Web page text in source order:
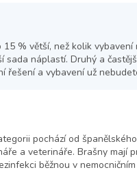
% větší, než kolik
sada náplastí. Druhý a
řešení a vybavení už
pochází od
a veterináře. Brašny mají
běžnou v